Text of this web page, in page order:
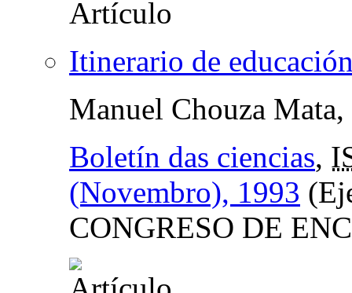
Itinerario de
Manuel Chouza Mata,
Boletín das ciencias,
(Novembro), 1993
CONGRESO DE